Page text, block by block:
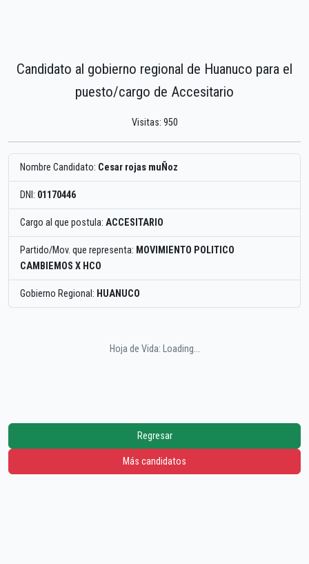
Candidato al gobierno regional de Huanuco para el
puesto/cargo de Accesitario
Visitas: 950
Nombre Candidato: Cesar rojas muÑoz
DNI: 01170446
Cargo al que postula: ACCESITARIO
Partido/Mov. que representa: MOVIMIENTO POLITICO
CAMBIEMOS X HCO
Gobierno Regional: HUANUCO
Hoja de Vida: Loading...
Regresar
Más candidatos